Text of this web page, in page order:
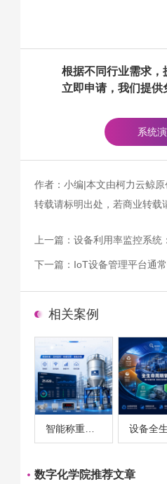
根据不同行业需求，
立即申请，我们提供
系统
作者：小编|本文由柯力云鲸原
转载请标明出处，若商业转载
上一篇： 设备利用率监控系统
下一篇： IoT设备管理平台通
相关案例
智能称重系统案例
数字化学院推荐文章